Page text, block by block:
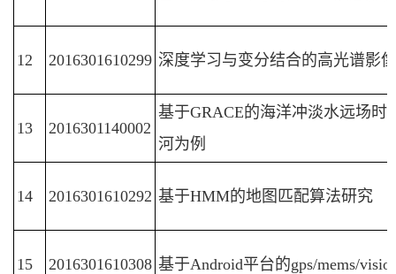
12 2016301610299 深度学习与变分结合的高光谱影
13 2016301140002
基于GRACE的海洋冲淡水远场
河为例
14 2016301610292 基于HMM的地图匹配算法研究
15 2016301610308 基于Android平台的gps/mems/